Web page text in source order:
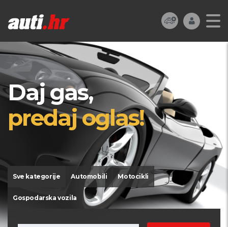
Daj gas,
predaj oglas!
Sve kategorije Automobili Motocikli
Gospodarska vozila